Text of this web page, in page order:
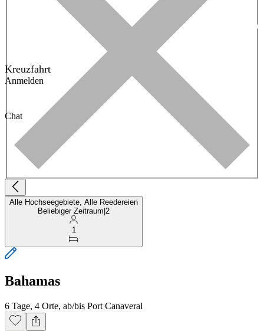
Kreuzfahrt
Anmelden
Chat
Alle Hochseegebiete, Alle Reedereien
Beliebiger Zeitraum 2
1
Bahamas
6 Tage, 4 Orte, ab/bis Port Canaveral